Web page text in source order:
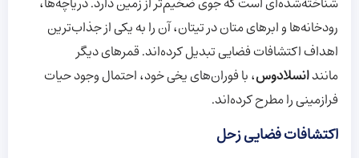
رودخانه‌ها و ابرهای متان در تیتان، آن را به یکی از جذاب‌ترین
اهداف اکتشافات فضایی تبدیل کرده‌اند. قمرهای دیگر
مانندانسلادوس، با فوران‌های یخی خود، احتمال وجود حیات
فرازمینی را مطرح کرده‌اند.
اکتشافات فضایی زحل